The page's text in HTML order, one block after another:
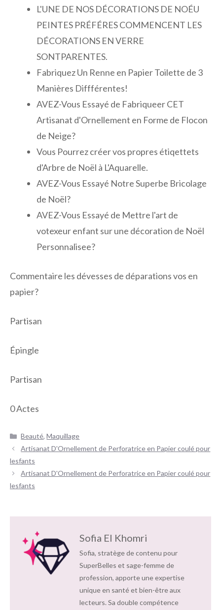
L'UNE DE NOS DÉCORATIONS DE NOÉU
PEINTES PRÉFÉRES COMMENCENT LES
DÉCORATIONS EN VERRE
SONTPARENTES.
Fabriquez Un Renne en Papier Toilette de 3
Manières Diffférentes!
AVEZ-Vous Essayé de Fabriqueer CET
Artisanat d'Ornellement en Forme de Flocon
de Neige?
Vous Pourrez créer vos propres étiqettets
d'Arbre de Noël à L'Aquarelle.
AVEZ-Vous Essayé Notre Superbe Bricolage
de Noël?
AVEZ-Vous Essayé de Mettre l'art de
votexeur enfant sur une décoration de Noël
Personnalisee?
Commentaire les dévesses de déparations vos en
papier?
Partisan
Épingle
Partisan
0Actes
Catégories
Beauté,Maquillage
Navigation
des
Artisanat D'Ornellement de Perforatrice en Papier coulé pour
lesfants
Artisanat D'Ornellement de Perforatrice en Papier coulé pour
lesfants
Sofia El Khomri
Sofia, stratège de contenu pour
SuperBelles et sage-femme de
profession, apporte une expertise
unique en santé et bien-être aux
lecteurs. Sa double compétence